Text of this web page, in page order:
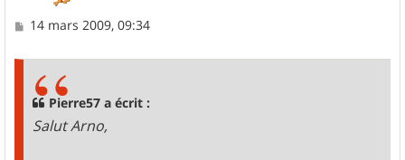
M14 mars 2009, 09:34
Pierre57 a écrit :
Salut Arno,